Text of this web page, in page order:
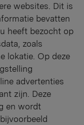
websites. Dit is
bevatten
heeft bezocht op
zoals
lokatie. Op deze
advertenties
zijn. Deze
en wordt